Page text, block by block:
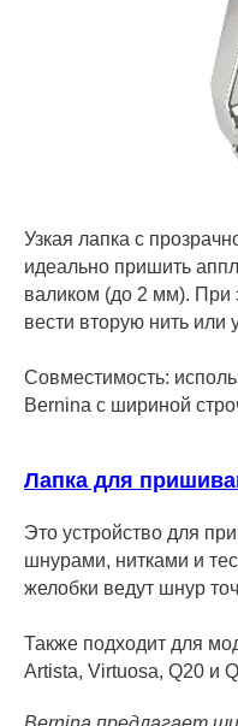
Узкая лапка с
идеально пришить
валиком (до 2 мм).
вести вторую нить или
Совместимость:
Bernina с шириной
Лапка для
Это устройство для
шнурами, нитками и
желобки ведут шнур
Также подходит для
Artista, Virtuosa, Q20 и